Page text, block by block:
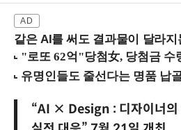
같은 AI를 써도 결과물이 달라지
“AI × Design : 디자이너의